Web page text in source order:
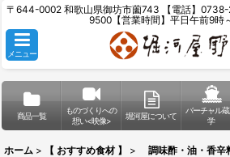
〒644-0002 和歌山県御坊市薗743 【電話】
9500【営業時間】平日午前9時
メニュー
商品一覧
ものづくりへの
想い<映像>
堀河屋について
バーチャル蔵
学
ホーム > 【 おすすめ食材 】 >
調味酢・油・香辛